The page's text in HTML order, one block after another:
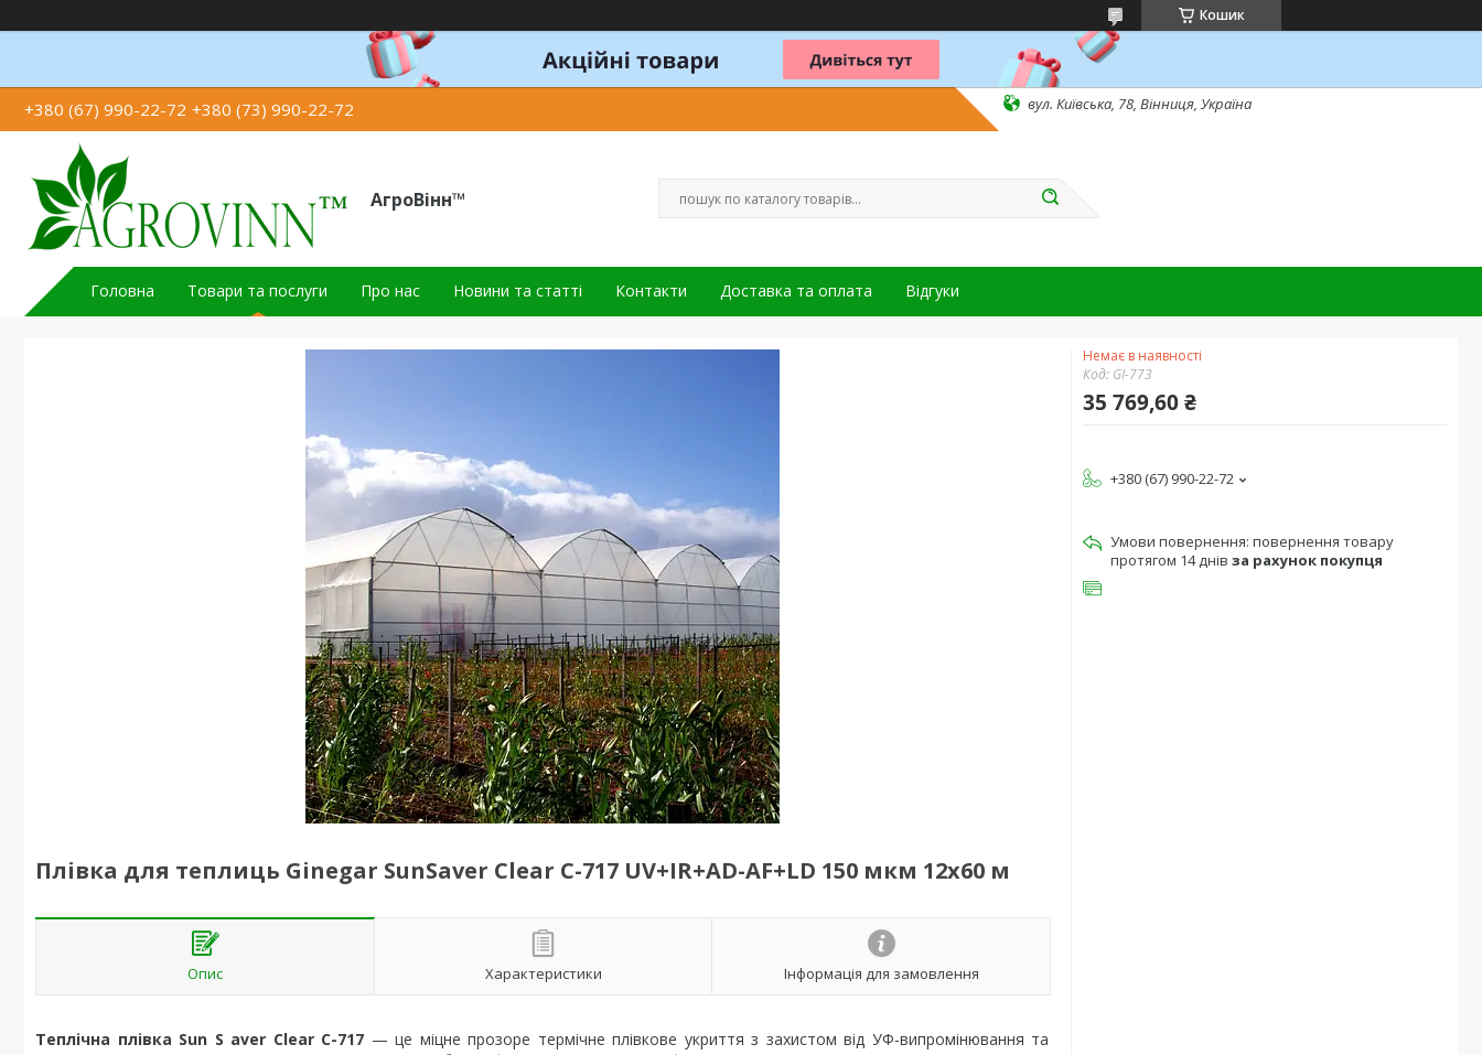
Кошик
+380 (67) 990-22-72 +380 (73) 990-22-72 вул. Київська, 78, Вінниця, Україна
АгроВінн™
Головна Товари та послуги Про нас Новини та статті Контакти Доставка та оплата Відгуки
Плівка для теплиць Ginegar SunSaver Clear C-717 UV+IR+AD-AF+LD 150 мкм 12х60 м
Опис Характеристики Інформація для замовлення
Теплічна плівка Sun S aver Clear C-717 — це міцне прозоре термічне плівкове укриття з захистом від УФ-випромінювання та
Немає в наявності
Код: GI-773
35 769,60 ₴
+380 (67) 990-22-72
повернення товару
протягом 14 днів за рахунок покупця